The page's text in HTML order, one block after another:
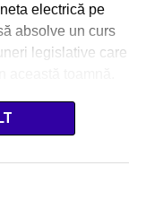
electrică pe
absolve un curs
legislative care